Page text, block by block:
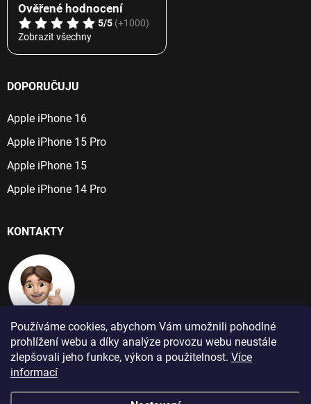
Používáme cookies, abychom Vám umožnili pohodlné
prohlížení webu a díky analýze provozu webu neustále
zlepšovali jeho funkce, výkon a použitelnost. Více
informací
Ověřené hodnocení
5/5 (+1000)
Zobrazit všechny
DOPORUČUJU
Apple iPhone 16
Apple iPhone 15 Pro
Apple iPhone 15
Apple iPhone 14 Pro
KONTAKTY
+420 724 266 384
Po-Pá: 9:00 - 16:00
info@jablecnyhonza.cz